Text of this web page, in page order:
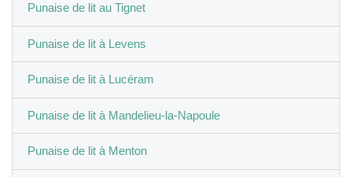
Punaise de lit au Tignet
Punaise de lit à Levens
Punaise de lit à Lucéram
Punaise de lit à Mandelieu-la-Napoule
Punaise de lit à Menton